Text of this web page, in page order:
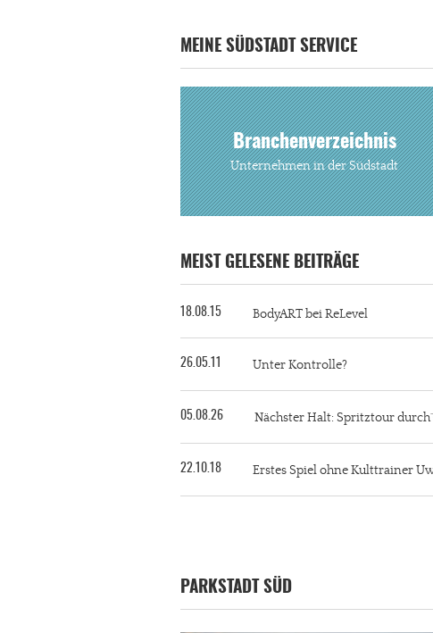
MEINE SÜDSTADT SERVICE
Branchenverzeichnis
Unternehmen in der Südstadt
MEIST GELESENE BEITRÄGE
18.08.15 BodyART bei ReLevel
26.05.11 Unter Kontrolle?
05.08.26 Nächster Halt: Spritztour
22.10.18 Erstes Spiel ohne Kulttrainer
PARKSTADT SÜD